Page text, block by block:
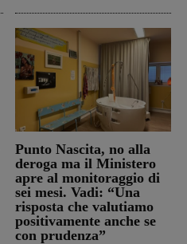
Punto Nascita, no alla
deroga ma il Ministero
apre al monitoraggio di
sei mesi. Vadi: “Una
risposta che valutiamo
positivamente anche se
con prudenza”